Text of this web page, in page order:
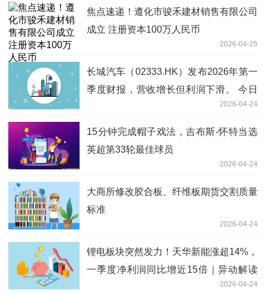
焦点速递！遵化市骏禾建材销售有限公司
成立 注册资本100万人民币
2026-04-25
长城汽车（02333.HK）发布2026年第一
季度财报，营收增长但利润下滑。 今日
2026-04-24
15分钟完成帽子戏法，吉布斯-怀特当选
英超第33轮最佳球员
2026-04-24
大商所修改胶合板、纤维板期货交割质量
标准
2026-04-24
锂电板块突然发力！天华新能涨超14%，
一季度净利润同比增近15倍｜异动解读
2026-04-24